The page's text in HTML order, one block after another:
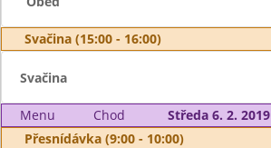
Svačina (15:00 - 16:00)
Svačina
Menu Chod
Středa 6. 2. 2019
Přesnídávka (9:00 - 10:00)